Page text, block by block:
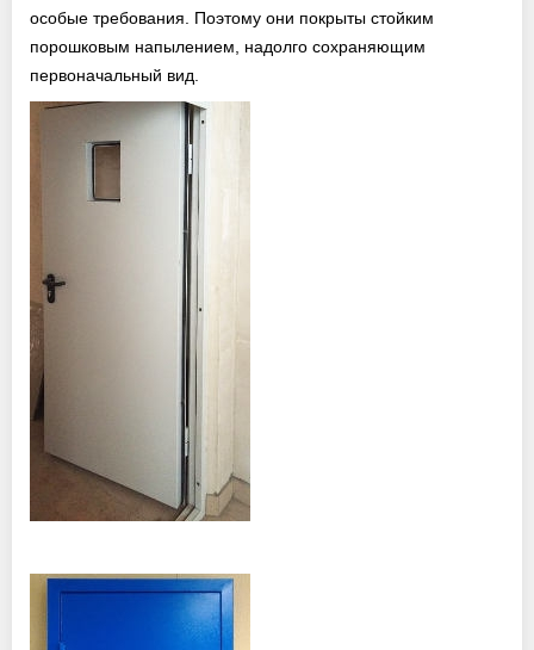
info@protivopozharnie-dveri.ru
Работаем без выходных!
особые требования. Поэтому они покрыты стойким
порошковым напылением, надолго сохраняющим
первоначальный вид.